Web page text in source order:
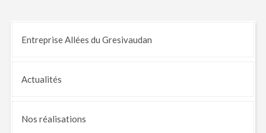
Entreprise Allées du Gresivaudan
Actualités
Nos réalisations